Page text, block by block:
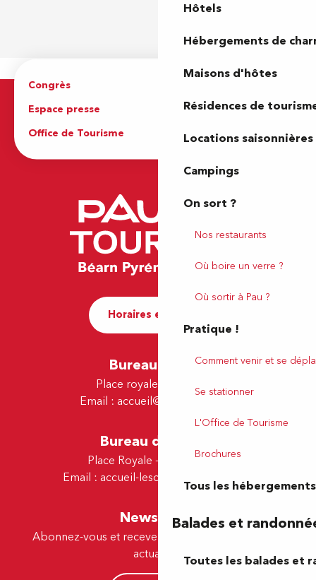
Hôtels
Hébergements de
Maisons d'hôtes
Résidences de
Locations saisonnières
Campings
On sort ?
Nos restaurants
Où boire un verre ?
Où sortir à Pau ?
Pratique !
Comment venir et se
Se stationner
L'Office de Tourisme
Brochures
Tous les hébergements
Balades et
Toutes les balades et
Congrès
Espace presse
Brochures
Office de Tourisme
Horaires et contact
Bureau de Pau
Place royale - 64000 Pau
Email : accueil@tourismepau.fr
Bureau de Lescar
Place Royale - 64230 Lescar
Email : accueil-lescar@tourismepau.fr
Newsletter
Abonnez-vous et recevez par e-mail nos offres et
actualités.